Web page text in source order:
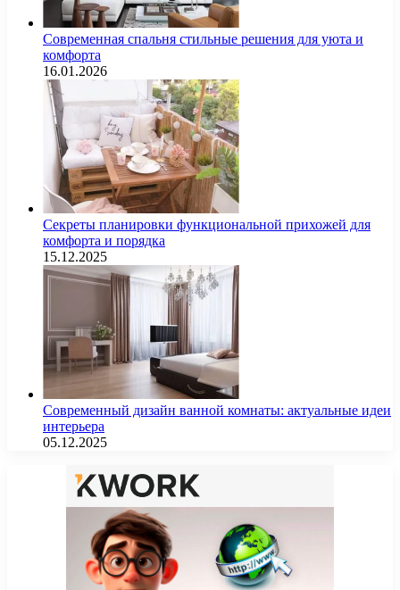
Современная спальня стильные решения для уюта и
комфорта
16.01.2026
Секреты планировки функциональной прихожей для
комфорта и порядка
15.12.2025
Современный дизайн ванной комнаты: актуальные идеи
интерьера
05.12.2025